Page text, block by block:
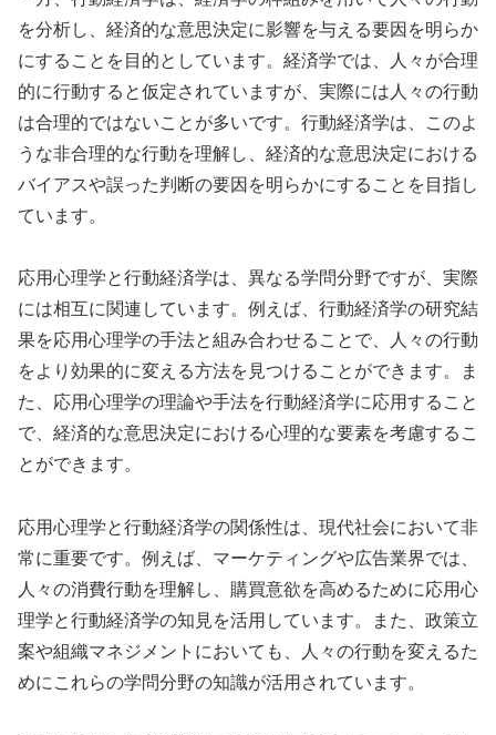
を分析し、経済的な意思決定に影響を与える要因を明らか
にすることを目的としています。経済学では、人々が合理
的に行動すると仮定されていますが、実際には人々の行動
は合理的ではないことが多いです。行動経済学は、このよ
うな非合理的な行動を理解し、経済的な意思決定における
バイアスや誤った判断の要因を明らかにすることを目指し
ています。
応用心理学と行動経済学は、異なる学問分野ですが、実際
には相互に関連しています。例えば、行動経済学の研究結
果を応用心理学の手法と組み合わせることで、人々の行動
をより効果的に変える方法を見つけることができます。ま
た、応用心理学の理論や手法を行動経済学に応用すること
で、経済的な意思決定における心理的な要素を考慮するこ
とができます。
応用心理学と行動経済学の関係性は、現代社会において非
常に重要です。例えば、マーケティングや広告業界では、
人々の消費行動を理解し、購買意欲を高めるために応用心
理学と行動経済学の知見を活用しています。また、政策立
案や組織マネジメントにおいても、人々の行動を変えるた
めにこれらの学問分野の知識が活用されています。